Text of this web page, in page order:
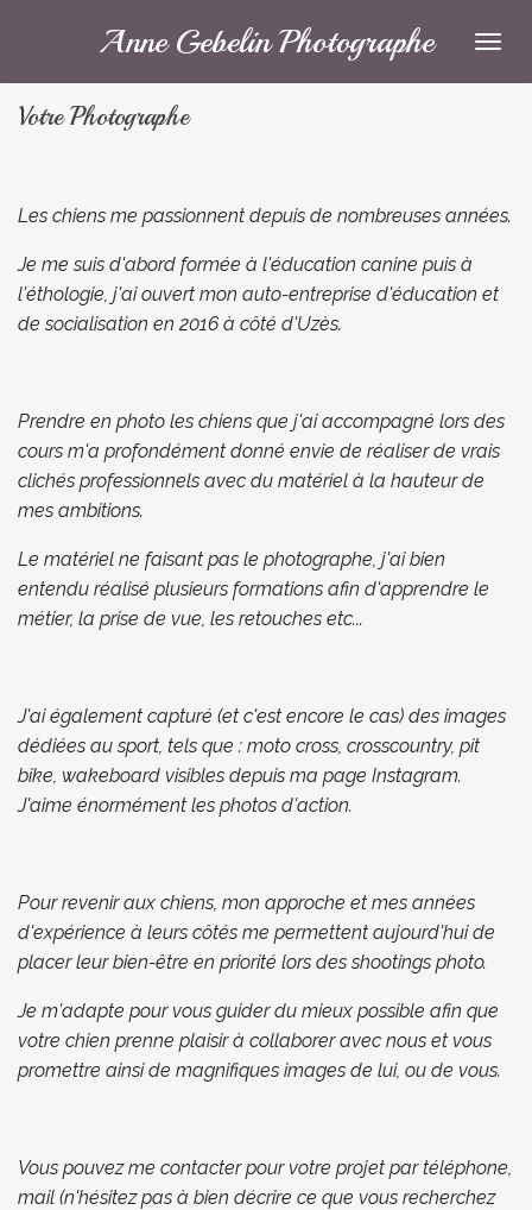
contenu
principal
Anne Gebelin Photographe
Votre Photographe
Les chiens me passionnent depuis de nombreuses années.
Je me suis d'abord formée à l'éducation canine puis à
l'éthologie, j'ai ouvert mon auto-entreprise d'éducation et
de socialisation en 2016 à côté d'Uzès.
Prendre en photo les chiens que j'ai accompagné lors des
cours m'a profondément donné envie de réaliser de vrais
clichés professionnels avec du matériel à la hauteur de
mes ambitions.
Le matériel ne faisant pas le photographe, j'ai bien
entendu réalisé plusieurs formations afin d'apprendre le
métier, la prise de vue, les retouches etc...
J'ai également capturé (et c'est encore le cas) des images
dédiées au sport, tels que : moto cross, crosscountry, pit
bike, wakeboard visibles depuis ma page Instagram.
J'aime énormément les photos d'action.
Pour revenir aux chiens, mon approche et mes années
d'expérience à leurs côtés me permettent aujourd'hui de
placer leur bien-être en priorité lors des shootings photo.
Je m'adapte pour vous guider du mieux possible afin que
votre chien prenne plaisir à collaborer avec nous et vous
promettre ainsi de magnifiques images de lui, ou de vous.
Vous pouvez me contacter pour votre projet par téléphone,
mail (n'hésitez pas à bien décrire ce que vous recherchez